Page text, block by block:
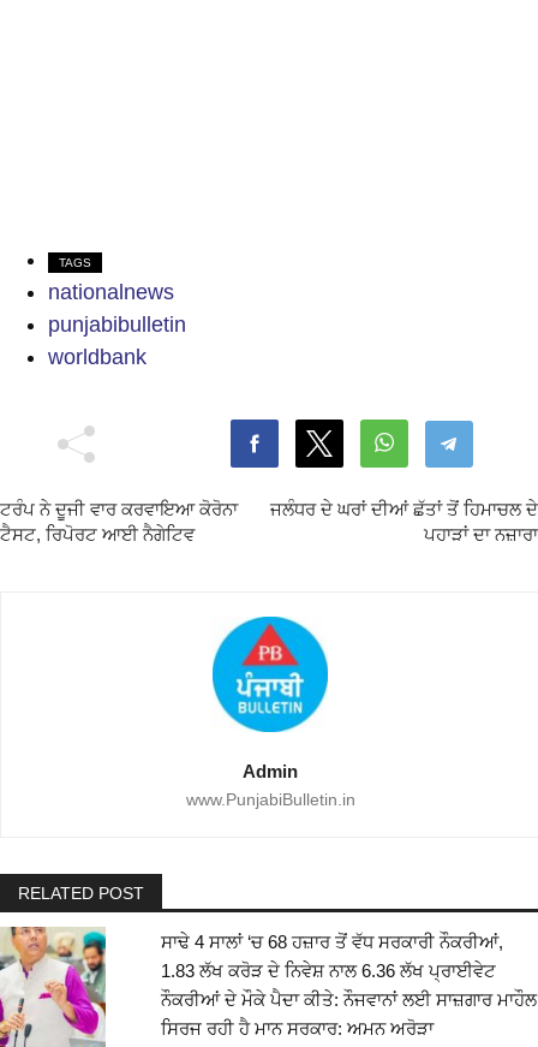
TAGS
nationalnews
punjabibulletin
worldbank
ਟਰੰਪ ਨੇ ਦੂਜੀ ਵਾਰ ਕਰਵਾਇਆ ਕੋਰੋਨਾ
ਟੈਸਟ, ਰਿਪੋਰਟ ਆਈ ਨੈਗੇਟਿਵ
ਜਲੰਧਰ ਦੇ ਘਰਾਂ ਦੀਆਂ ਛੱਤਾਂ ਤੋਂ ਹਿਮਾਚਲ ਦੇ
ਪਹਾੜਾਂ ਦਾ ਨਜ਼ਾਰਾ
Admin
www.PunjabiBulletin.in
RELATED POST
ਸਾਢੇ 4 ਸਾਲਾਂ ‘ਚ 68 ਹਜ਼ਾਰ ਤੋਂ ਵੱਧ ਸਰਕਾਰੀ ਨੌਕਰੀਆਂ,
1.83 ਲੱਖ ਕਰੋੜ ਦੇ ਨਿਵੇਸ਼ ਨਾਲ 6.36 ਲੱਖ ਪ੍ਰਾਈਵੇਟ
ਨੌਕਰੀਆਂ ਦੇ ਮੌਕੇ ਪੈਦਾ ਕੀਤੇ: ਨੌਜਵਾਨਾਂ ਲਈ ਸਾਜ਼ਗਾਰ ਮਾਹੌਲ
ਸਿਰਜ ਰਹੀ ਹੈ ਮਾਨ ਸਰਕਾਰ: ਅਮਨ ਅਰੋੜਾ